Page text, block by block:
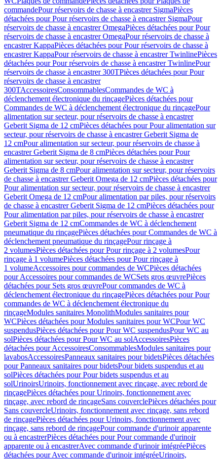
commandePour réservoirs de chasse à encastrer SigmaPièces
détachées pour Pour réservoirs de chasse à encastrer SigmaPour
réservoirs de chasse à encastrer OmegaPièces détachées pour Pour
réservoirs de chasse à encastrer OmegaPour réservoirs de chasse à
encastrer KappaPièces détachées pour Pour réservoirs de chasse à
encastrer KappaPour réservoirs de chasse à encastrer TwinlinePièces
détachées pour Pour réservoirs de chasse à encastrer TwinlinePour
réservoirs de chasse à encastrer 300TPièces détachées pour Pour
réservoirs de chasse à encastrer
300TAccessoiresConsommablesCommandes de WC à
déclenchement électronique du rinçagePièces détachées pour
Commandes de WC à déclenchement électronique du rinçagePour
alimentation sur secteur, pour réservoirs de chasse à encastrer
Geberit Sigma de 12 cmPièces détachées pour Pour alimentation sur
secteur, pour réservoirs de chasse à encastrer Geberit Sigma de
12 cmPour alimentation sur secteur, pour réservoirs de chasse à
encastrer Geberit Sigma de 8 cmPièces détachées pour Pour
alimentation sur secteur, pour réservoirs de chasse à encastrer
Geberit Sigma de 8 cmPour alimentation sur secteur, pour réservoirs
de chasse à encastrer Geberit Omega de 12 cmPièces détachées pour
Pour alimentation sur secteur, pour réservoirs de chasse à encastrer
Geberit Omega de 12 cmPour alimentation par piles, pour réservoirs
de chasse à encastrer Geberit Sigma de 12 cmPièces détachées pour
Pour alimentation par piles, pour réservoirs de chasse à encastrer
Geberit Sigma de 12 cmCommandes de WC à déclenchement
pneumatique du rinçagePièces détachées pour Commandes de WC à
déclenchement pneumatique du rinçagePour rinçage à
2 volumesPièces détachées pour Pour rinçage à 2 volumesPour
rinçage à 1 volumePièces détachées pour Pour rinçage à
1 volumeAccessoires pour commandes de WCPièces détachées
pour Accessoires pour commandes de WCSets gros œuvrePièces
détachées pour Sets gros œuvrePour commandes de WC à
déclenchement électronique du rinçagePièces détachées pour Pour
commandes de WC à déclenchement électronique du
rinçageModules sanitaires MonolithModules sanitaires pour
WCPièces détachées pour Modules sanitaires pour WCPour WC
suspendusPièces détachées pour Pour WC suspendusPour WC au
solPièces détachées pour Pour WC au solAccessoiresPièces
détachées pour AccessoiresConsommablesModules sanitaires pour
lavabosAccessoiresPanneaux sanitaires pour bidetsPièces détachées
pour Panneaux sanitaires pour bidetsPour bidets suspendus et au
solPièces détachées pour Pour bidets suspendus et au
solUrinoirsUrinoirs, fonctionnement avec rinçage, avec rebord de
rinçagePièces détachées pour Urinoirs, fonctionnement avec
rinçage, avec rebord de rinçageSans couverclePièces détachées pour
Sans couvercleUrinoirs, fonctionnement avec rinçage, sans rebord
de rinçagePièces détachées pour Urinoirs, fonctionnement avec
rinçage, sans rebord de rinçagePour commande d'urinoir apparente
ou à encastrerPièces détachées pour Pour commande d'urinoir
apparente ou à encastrerAvec commande d'urinoir intégréePièces
détachées pour Avec commande d'urinoir intégréeUrinoirs,